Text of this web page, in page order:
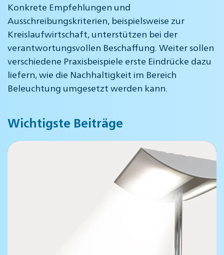
Konkrete Empfehlungen und
Ausschreibungskriterien, beispielsweise zur
Kreislaufwirtschaft, unterstützen bei der
verantwortungsvollen Beschaffung. Weiter sollen
verschiedene Praxisbeispiele erste Eindrücke dazu
liefern, wie die Nachhaltigkeit im Bereich
Beleuchtung umgesetzt werden kann.
Wichtigste Beiträge